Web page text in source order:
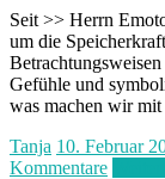
Seit >> Herrn
um die
Gefühle und
was machen wir mit
Tanja 10. Februar
Kommentare